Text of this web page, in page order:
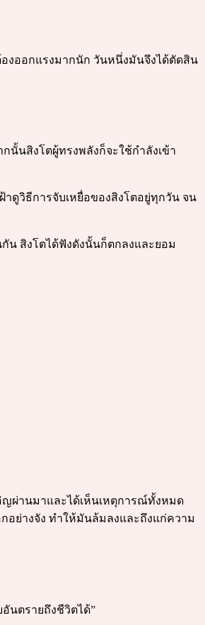
งออกแรงมากนัก วันหนึ่งมันจึงได้ตัดสิน
นสิงโตผู้ทรงพลังก็จะใช้กำลังเข้า
ดูวิธีการจับเหยื่อของสิงโตอยู่ทุกวัน จน
น สิงโตได้ฟังดังนั้นก็ตกลงและยอม
ผ่านมาและได้เห็นเหตุการณ์ทั้งหมด
อย่างจัง ทำให้มันล้มลงและถึงแก่ความ
นตรายถึงชีวิตได้”